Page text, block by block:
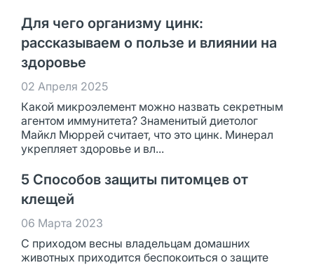
Для чего организму цинк:
рассказываем о пользе и влиянии на
здоровье
02 Апреля 2025
Какой микроэлемент можно назвать секретным
агентом иммунитета? Знаменитый диетолог
Майкл Мюррей считает, что это цинк. Минерал
укрепляет здоровье и вл...
5 Способов защиты питомцев от
клещей
06 Марта 2023
С приходом весны владельцам домашних
животных приходится беспокоиться о защите